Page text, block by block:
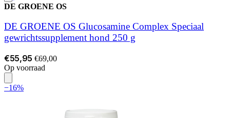
DE GROENE OS
DE GROENE OS Glucosamine Complex Speciaal
gewrichtssupplement hond 250 g
€55,95 €69,00
Op voorraad
−16%